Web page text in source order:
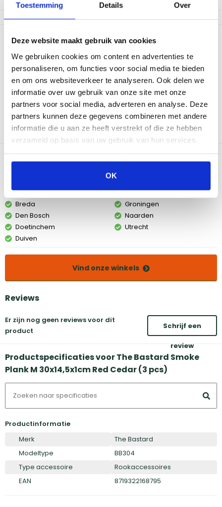
Toestemming Details Over
Deze website maakt gebruik van cookies
We gebruiken cookies om content en advertenties te
personaliseren, om functies voor social media te bieden
en om ons websiteverkeer te analyseren. Ook delen we
informatie over uw gebruik van onze site met onze
partners voor social media, adverteren en analyse. Deze
partners kunnen deze gegevens combineren met andere
informatie die u aan ze heeft verstrekt of die ze hebben
verzameld op basis van uw gebruik van hun services.
OK
Productomschrijving
Deze plank, gemaakt van zorgvuldig geselecteerd red cedar
hout, geeft je vlees, vis of groenten een subtiele, authentieke
rooksensatie. Leg de plank op de grill en laat je gerechten
langzaam de pure smaak van het hout opnemen. Zo geniet je
van een optimale, indirecte warmtebron en een smaaksensatie.
Leg de plank minstens 60 minuten in water voor gebruik.
Medium (3 planken): 30 x 14,5 x 1 cm.
Bekijk dit product in onze winkels
Amsterdam
Breda
Den Bosch
Doetinchem
Duiven
Eindhoven
Groningen
Naarden
Utrecht
Vind onze winkels
Reviews
Er zijn nog geen reviews voor dit
product
Schrijf een
review
Productspecificaties voor The Bastard Smoke
Plank M 30x14,5x1cm Red Cedar (3 pcs)
Productinformatie
Merk
The Bastard
Modeltype
BB304
Type accessoire
Rookaccessoires
EAN
8719322168795